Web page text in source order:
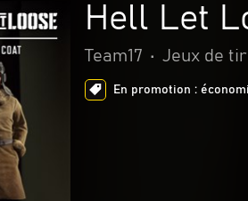
Hell Let
Team17 • Jeux de tir
En promotion :